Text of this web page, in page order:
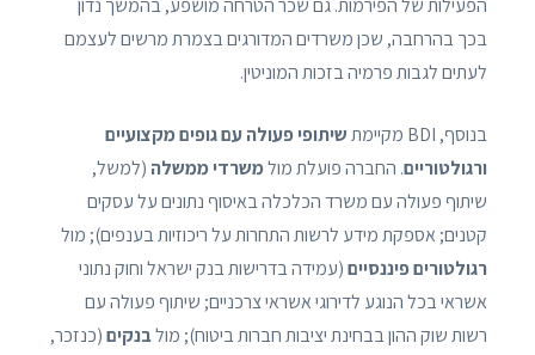
הפעילות של הפירמות. גם שכר הטרחה מושפע, בהמשך נדון
בכך בהרחבה, שכן משרדים המדורגים בצמרת מרשים לעצמם
לעתים לגבות פרמיה בזכות המוניטין.
בנוסף, BDI מקיימת
שיתופי פעולה עם גופים מקצועיים
ורגולטוריים. החברה פועלת מולמשרדי ממשלה (למשל,
שיתוף פעולה עם משרד הכלכלה באיסוף נתונים על עסקים
קטנים; אספקת מידע לרשות התחרות על ריכוזיות בענפים); מול
רגולטורים פיננסיים(עמידה בדרישות בנק ישראל וחוק נתוני
אשראי בכל הנוגע לדירוגי אשראי צרכניים; שיתוף פעולה עם
רשות שוק ההון בבחינת יציבות חברות ביטוח); מולבנקים(כנזכר,